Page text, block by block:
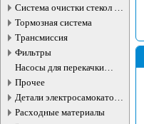
Система очистки стекол и
фар
Тормозная система
Трансмиссия
Фильтры
Насосы для перекачки
жидкостей
Прочее
Детали электросамокатов и
электротранспорта
Расходные материалы